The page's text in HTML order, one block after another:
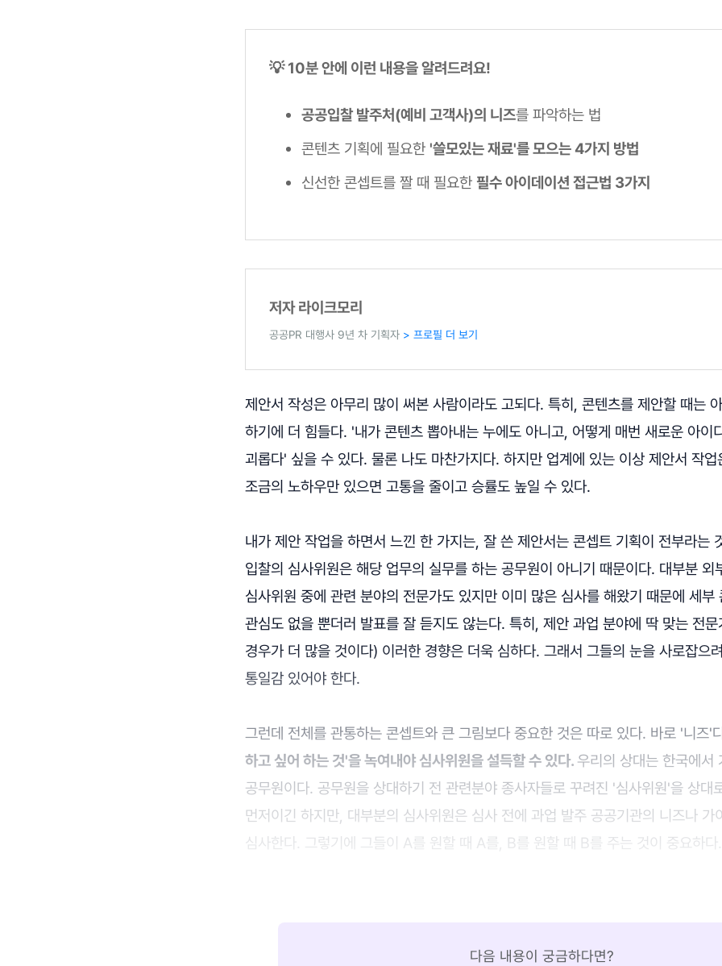
💡 10분 안에 이런 내용을 알려드려요!
공공입찰 발주처(예비 고객사)의 니즈를 파악하는 법
콘텐츠 기획에 필요한 '쓸모있는 재료'를 모으는 4가지 방법
신선한 콘셉트를 짤 때 필요한 필수 아이데이션 접근법 3가지
저자 라이크모리
공공PR 대행사 9년 차 기획자 > 프로필 더 보기
제안서 작성은 아무리 많이 써본 사람이라도 고되다. 특히, 콘텐츠를 제안할 때는
하기에 더 힘들다. '내가 콘텐츠 뽑아내는 누에도 아니고, 어떻게 매번 새로운 아이
괴롭다' 싶을 수 있다. 물론 나도 마찬가지다. 하지만 업계에 있는 이상 제안서 작업
조금의 노하우만 있으면 고통을 줄이고 승률도 높일 수 있다.
내가 제안 작업을 하면서 느낀 한 가지는, 잘 쓴 제안서는 콘셉트 기획이 전부라는
입찰의 심사위원은 해당 업무의 실무를 하는 공무원이 아니기 때문이다. 대부분 외
심사위원 중에 관련 분야의 전문가도 있지만 이미 많은 심사를 해왔기 때문에 세부
관심도 없을 뿐더러 발표를 잘 듣지도 않는다. 특히, 제안 과업 분야에 딱 맞는 전
경우가 더 많을 것이다) 이러한 경향은 더욱 심하다. 그래서 그들의 눈을 사로잡으
통일감 있어야 한다.
그런데 전체를 관통하는 콘셉트와 큰 그림보다 중요한 것은 따로 있다. 바로 '니즈'
하고 싶어 하는 것'을 녹여내야 심사위원을 설득할 수 있다. 우리의 상대는 한국에서
공무원이다. 공무원을 상대하기 전 관련분야 종사자들로 꾸려진 '심사위원'을 상대
먼저이긴 하지만, 대부분의 심사위원은 심사 전에 과업 발주 공공기관의 니즈나 가
심사한다. 그렇기에 그들이 A를 원할 때 A를, B를 원할 때 B를 주는 것이 중요하다.
다음 내용이 궁금하다면?